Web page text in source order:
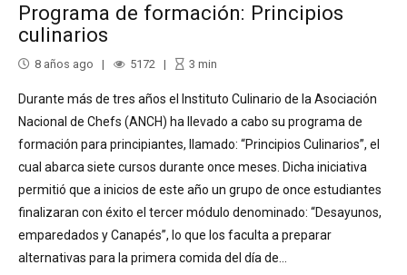
Programa de formación: Principios
culinarios
8 años ago 5172 3 min
Durante más de tres años el Instituto Culinario de la Asociación
Nacional de Chefs (ANCH) ha llevado a cabo su programa de
formación para principiantes, llamado: “Principios Culinarios”, el
cual abarca siete cursos durante once meses. Dicha iniciativa
permitió que a inicios de este año un grupo de once estudiantes
finalizaran con éxito el tercer módulo denominado: “Desayunos,
emparedados y Canapés”, lo que los faculta a preparar
alternativas para la primera comida del día de...